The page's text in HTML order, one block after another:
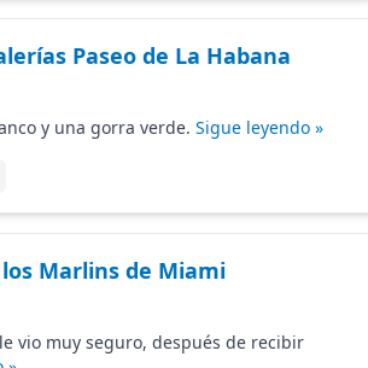
Paseo de La Habana
y una gorra verde. Sigue leyendo »
Marlins de Miami
vio muy seguro, después de recibir